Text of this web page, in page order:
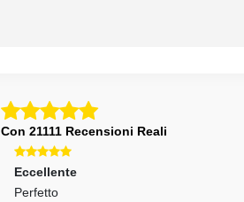
Con 21111 Recensioni Reali
Eccellente
Perfetto